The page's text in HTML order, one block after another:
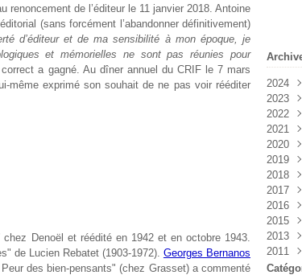
renoncement de l’éditeur le 11 janvier 2018. Antoine
(sans forcément l’abandonner définitivement)
d’éditeur et de ma sensibilité à mon époque, je
et mémorielles ne sont pas réunies pour
a gagné. Au dîner annuel du CRIF le 7 mars
même exprimé son souhait de ne pas voir rééditer
Denoël et réédité en 1942 et en octobre 1943.
de Lucien Rebatet (1903-1972). Georges Bernanos
des bien-pensants" (chez Grasset) a commenté
2024
2023
Août
Juin
Mai
Avril
Mars
2022
Août
Juin
Mai
Avril
2021
Août
Juin
Mai
2020
Août
Juin
Mai
2019
Août
Juin
2018
Août
2017
2016
2015
2013
2011